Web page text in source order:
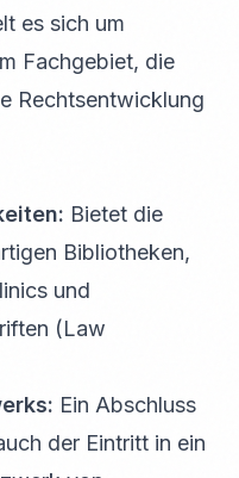
es sich um
Fachgebiet, die
Rechtsentwicklung
Bietet die
Bibliotheken,
und
(Law
Ein Abschluss
der Eintritt in ein